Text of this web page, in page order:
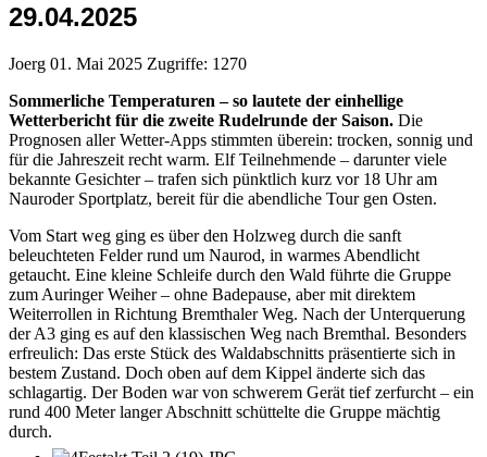
29.04.2025
Joerg 01. Mai 2025 Zugriffe: 1270
Sommerliche Temperaturen – so lautete der einhellige
Wetterbericht für die zweite Rudelrunde der Saison. Die
Prognosen aller Wetter-Apps stimmten überein: trocken, sonnig und
für die Jahreszeit recht warm. Elf Teilnehmende – darunter viele
bekannte Gesichter – trafen sich pünktlich kurz vor 18 Uhr am
Nauroder Sportplatz, bereit für die abendliche Tour gen Osten.
Vom Start weg ging es über den Holzweg durch die sanft
beleuchteten Felder rund um Naurod, in warmes Abendlicht
getaucht. Eine kleine Schleife durch den Wald führte die Gruppe
zum Auringer Weiher – ohne Badepause, aber mit direktem
Weiterrollen in Richtung Bremthaler Weg. Nach der Unterquerung
der A3 ging es auf den klassischen Weg nach Bremthal. Besonders
erfreulich: Das erste Stück des Waldabschnitts präsentierte sich in
bestem Zustand. Doch oben auf dem Kippel änderte sich das
schlagartig. Der Boden war von schwerem Gerät tief zerfurcht – ein
rund 400 Meter langer Abschnitt schüttelte die Gruppe mächtig
durch.